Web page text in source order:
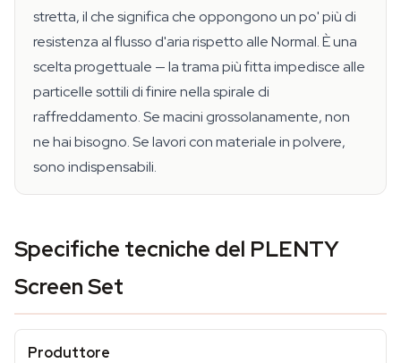
stretta, il che significa che oppongono un po' più di
resistenza al flusso d'aria rispetto alle Normal. È una
scelta progettuale — la trama più fitta impedisce alle
particelle sottili di finire nella spirale di
raffreddamento. Se macini grossolanamente, non
ne hai bisogno. Se lavori con materiale in polvere,
sono indispensabili.
Specifiche tecniche del PLENTY
Screen Set
Produttore